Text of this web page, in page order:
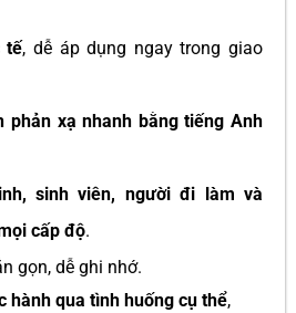
tế, dễ áp dụng ngay trong giao
phản xạ nhanh bằng tiếng Anh
sinh viên, người đi làm và
cấp độ.
gọn, dễ ghi nhớ.
hành qua tình huống cụ thể,